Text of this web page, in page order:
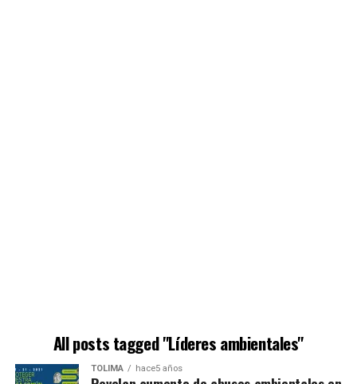
All posts tagged "Líderes ambientales"
TOLIMA hace5 años